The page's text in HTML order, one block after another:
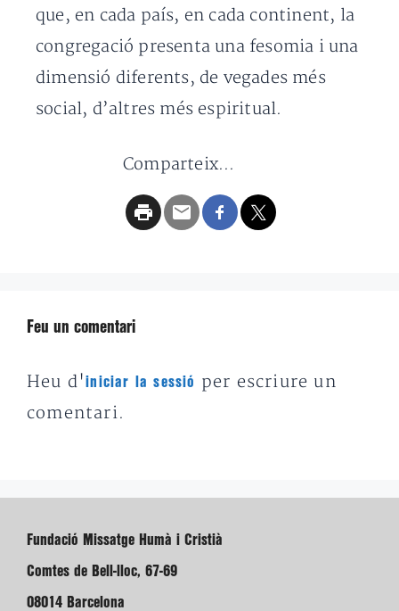
que, en cada país, en cada continent, la
congregació presenta una fesomia i una
dimensió diferents, de vegades més
social, d’altres més espiritual.
Comparteix...
Feu un comentari
Heu d'iniciar la sessió
per escriure un
comentari.
Fundació Missatge Humà i Cristià
Comtes de Bell-lloc, 67-69
08014 Barcelona